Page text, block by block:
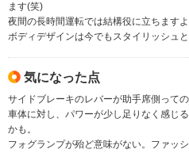
ます(笑)
夜間の長時間運転では結構役に立ちますよ
ボディデザインは今でもスタイリッシュと
気になった点
サイドブレーキのレバーが助手席側っての
車体に対し、パワーが少し足りなく感じ
かも。
フォグランプが殆ど意味がない。ファッ